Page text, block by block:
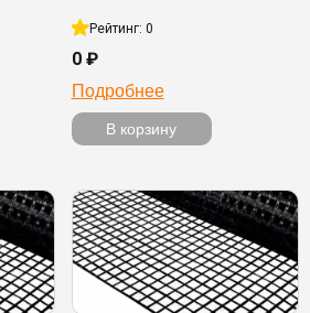
Рейтинг: 0
0 ₽
Подробнее
В корзину